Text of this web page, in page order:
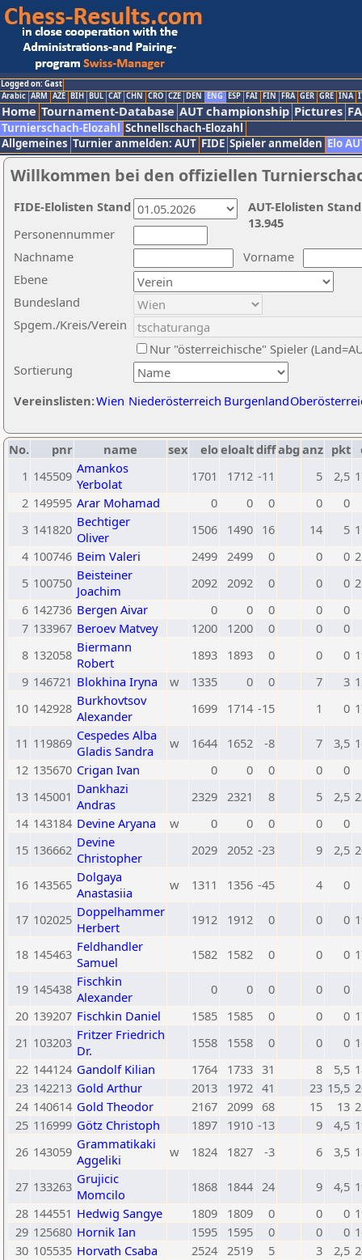
Logged on: Gast
Arabic ARM AZE BIH BUL CAT CHN CRO CZE DEN ENG ESP FAI FIN FRA GER GRE INA
Home Tournament-Database AUT championship Pictures
Turnierschach-Elozahl Schnellschach-Elozahl
Allgemeines Turnier anmelden: AUT FIDE Spieler anmelden Elo
Willkommen bei den offiziellen
Nachname
Vorname
Ebene
Sortierung
Personennummer
Bundesland
Spgem./Kreis/Verein
Nur "österreichische" Spieler
Vereinslisten:Wien Niederösterreich Burgenland
AUT-Elolisten
13.945
FIDE-Elolisten Stand
No. pnr name sex eloeloaltdiffabg anz pkt
1 145509 Amankos
Yerbolat
1701 1712 -11 5 2,5
2 149595 Arar Mohamad 0 0 0 0
0
3 141820 Bechtiger
Oliver
1506 1490 16 14 5
4 100746 Beim Valeri 2499 2499 0 0 0
5 100750 Beisteiner
Joachim
2092 2092 0 0 0
6 142736 Bergen Aivar 0 0 0 0
0
7 133967 Beroev Matvey 1200 1200 0 0
0
8 132058 Biermann
Robert
1893 1893 0 0 0
9 146721 Blokhina Iryna w 1335 0 0 7 3
10 142928 Burkhovtsov
Alexander
1699 1714 -15 1 0
11 119869 Cespedes Alba
Gladis Sandra
w 1644 1652 -8 7 3,5
12 135670 Crigan Ivan 0 0 0 0
0
13 145001 Dankhazi
Andras
2329 2321 8 5 2,5
14 143184 Devine Aryana w 0 0 0 0
0
15 136662 Devine
Christopher
2029 2052 -23 9 2,5
16 143565 Dolgaya
Anastasiia
w 1311 1356 -45 4 0
17 102025 Doppelhammer
Herbert
1912 1912 0 0 0
18 145463 Feldhandler
Samuel
1582 1582 0 0 0
19 145438 Fischkin
Alexander
0 0 0 0
0
20 139207 Fischkin Daniel 1585 1585 0 0 0
21 103203 Fritzer Friedrich
Dr.
1558 1558 0 0 0
22 144124 Gandolf Kilian 1764 1733 31 8 5,5
23 142213 Gold Arthur 2013 1972 41 23 15,5
24 140614 Gold Theodor 2167 2099 68 15 13
25 116999 Götz Christoph 1897 1910 -13 9 4,5
26 143059 Grammatikaki
Aggeliki
w 1824 1827 -3 6 3,5
27 133263 Grujicic
Momcilo
1868 1844 24 9 4,5
28 144551 Hedwig Sangye 1809 1809 0 0 0
29 125680 Hornik Ian 1595 1595 0 0 0
30 105535 Horvath Csaba 2524 2519 5 3 2,5